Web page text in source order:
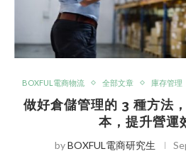
BOXFUL電商物流 全部文章 庫存管理
做好倉儲管理的 3 種方法
本，提升營運
byBOXFUL電商研究生